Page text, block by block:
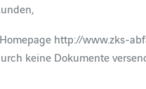
http://www.zks-
keine Dokumente